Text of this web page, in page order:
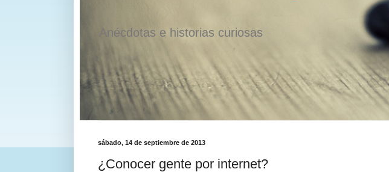
Anécdotas e historias curiosas
sábado, 14 de septiembre de 2013
¿Conocer gente por internet?